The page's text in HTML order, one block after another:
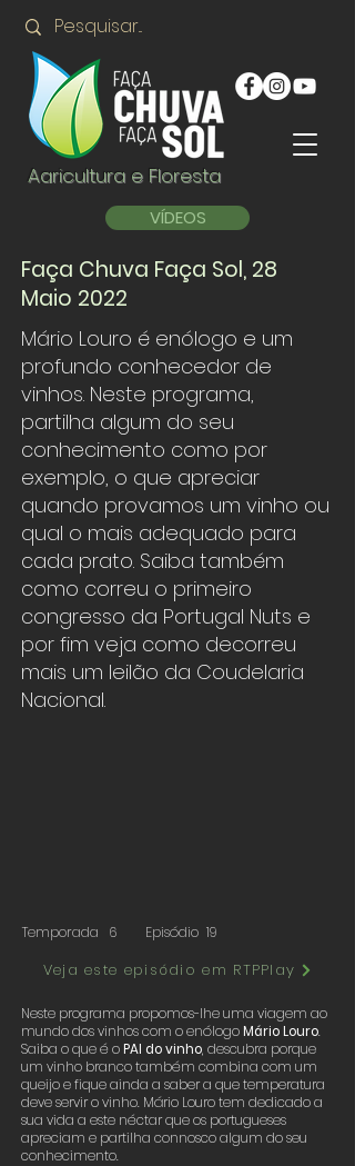
Agricultura e Floresta
VÍDEOS
Faça Chuva Faça Sol, 28
Maio 2022
Mário Louro é enólogo e um
profundo conhecedor de
vinhos. Neste programa,
partilha algum do seu
conhecimento como por
exemplo, o que apreciar
quando provamos um vinho ou
qual o mais adequado para
cada prato. Saiba também
como correu o primeiro
congresso da Portugal Nuts e
por fim veja como decorreu
mais um leilão da Coudelaria
Nacional.
Temporada 6 Episódio 19
Veja este episódio em RTPPlay
Neste programa propomos-lhe uma viagem ao
mundo dos vinhos com o enólogoMário Louro.
Saiba o que é oPAI do vinho, descubra porque
um vinho branco também combina com um
queijo e fique ainda a saber a que temperatura
deve servir o vinho. Mário Louro tem dedicado a
sua vida a este néctar que os portugueses
apreciam e partilha connosco algum do seu
conhecimento.